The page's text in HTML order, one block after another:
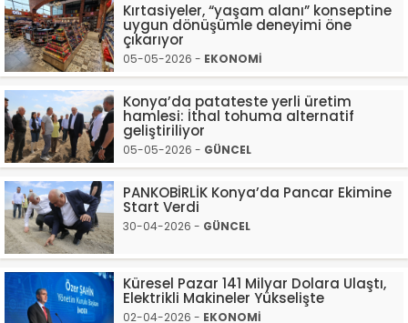
Kırtasiyeler, “yaşam alanı” konseptine
uygun dönüşümle deneyimi öne
çıkarıyor
05-05-2026 - EKONOMİ
Konya’da patateste yerli üretim
hamlesi: İthal tohuma alternatif
geliştiriliyor
05-05-2026 - GÜNCEL
PANKOBİRLİK Konya’da Pancar Ekimine
Start Verdi
30-04-2026 - GÜNCEL
Küresel Pazar 141 Milyar Dolara Ulaştı,
Elektrikli Makineler Yükselişte
02-04-2026 - EKONOMİ